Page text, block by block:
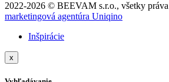
2022-2026 © BEEVAM s.r.o., všetky
marketingová agentúra Uniqino
Inšpirácie
x